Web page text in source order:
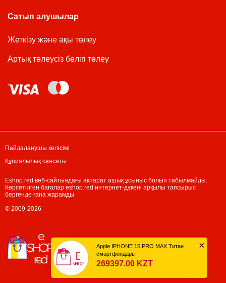
Сатып алушылар
Жеткізу және ақы төлеу
Артық төлеусіз бөліп төлеу
Дүйсенбі-жұма: 10:00 - 17:00
Сенбі: жабық
Пайдаланушы келісімі
Құпиялылық саясаты
Eshop.red веб-сайтындағы ақпарат ашық ұсыныс болып табылмайды.
Көрсетілген бағалар eshop.red интернет-дүкені арқылы тапсырыс
бергенде ғана жарамды
© 2009-2026
×
Apple IPHONE 15 PRO MAX Титан
смартфондары
269397.00 KZT